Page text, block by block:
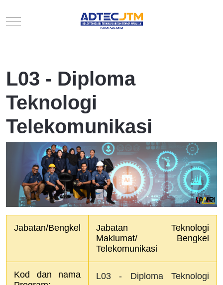
Mobile Menu Toggle
L03 - Diploma
Teknologi
Telekomunikasi
Jabatan/Bengkel
Jabatan Teknologi
Maklumat/ Bengkel
Telekomunikasi
Kod dan nama
L03 - Diploma Teknologi